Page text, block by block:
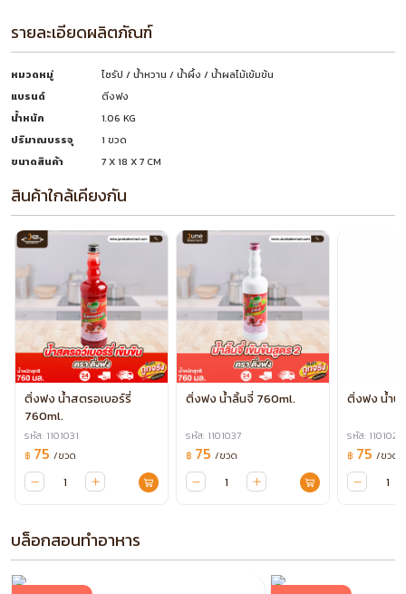
รายละเอียดผลิตภัณฑ์
หมวดหมู่
ไซรัป / น้ำหวาน / น้ำผึ้ง / น้ำผลไม้เข้มข้น
แบรนด์
ติ่งฟง
น้ำหนัก
1.06 KG
ปริมาณบรรจุ
1 ขวด
ขนาดสินค้า
7 X 18 X 7 CM
สินค้าใกล้เคียงกัน
ติ่งฟง น้ำสตรอเบอร์รี่
760ml.
รหัส: 1101031
฿ 75 /ขวด
ติ่งฟง น้ำลิ้นจี่ 760ml.
รหัส: 1101037
฿ 75 /ขวด
ติ่งฟง น้ำบ
รหัส: 1101029
฿ 75 /ขวด
บล็อกสอนทำอาหาร